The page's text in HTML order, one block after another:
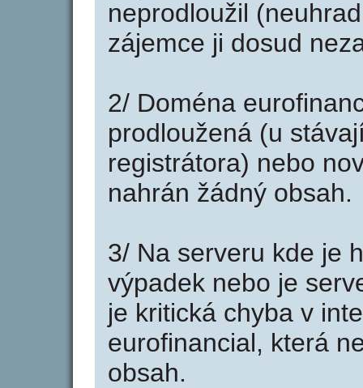
neprodloužil
zájemce ji dosud
2/ Doména
prodloužená (u
registrátora) nebo
nahrán žádný obsah.
3/ Na serveru kde je
výpadek nebo je
je kritická chyba v
eurofinancial, která
obsah.